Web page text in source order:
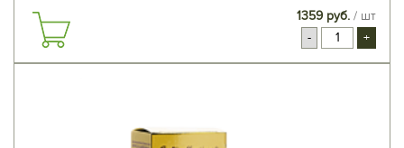
1359 руб. / шт
-
+